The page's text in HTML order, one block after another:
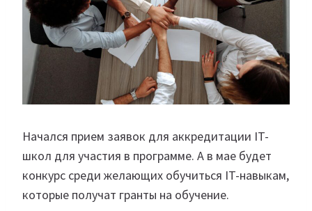
Начался прием заявок для аккредитации IT-
школ для участия в программе. А в мае будет
конкурс среди желающих обучиться IT-навыкам,
которые получат гранты на обучение.